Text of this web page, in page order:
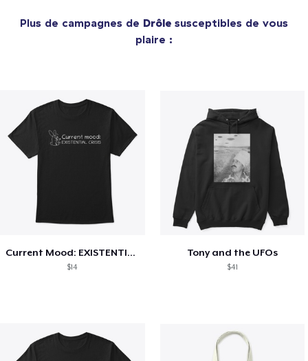
Plus de campagnes de Drôle susceptibles de vous
plaire :
Current Mood: EXISTENTIAL CRISIS
$14
Tony and the UFOs
$41